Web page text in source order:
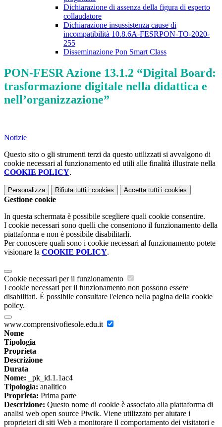
Dichiarazione di assenza della figura di esperto
collaudatore
Dichiarazione insussistenza cause di
incompatibilità 10.8.6A-FESRPON-TO-2020-
255
Disseminazione Pon Smart Class
PON-FESR Azione 13.1.2 “Digital Board:
trasformazione digitale nella didattica e
nell’organizzazione”
Notizie
Questo sito o gli strumenti terzi da questo utilizzati si avvalgono di
cookie necessari al funzionamento ed utili alle finalità illustrate nella
COOKIE POLICY.
Personalizza Rifiuta tutti i cookies Accetta tutti i cookies
Gestione cookie
In questa schermata è possibile scegliere quali cookie consentire.
I cookie necessari sono quelli che consentono il funzionamento della
piattaforma e non è possibile disabilitarli.
Per conoscere quali sono i cookie necessari al funzionamento potete
visionare la COOKIE POLICY.
Cookie necessari per il funzionamento
I cookie necessari per il funzionamento non possono essere
disabilitati. È possibile consultare l'elenco nella pagina della cookie
policy.
www.comprensivofiesole.edu.it
Nome
Tipologia
Proprieta
Descrizione
Durata
Nome: _pk_id.1.1ac4
Tipologia: analitico
Proprieta: Prima parte
Descrizione: Questo nome di cookie è associato alla piattaforma di
analisi web open source Piwik. Viene utilizzato per aiutare i
proprietari di siti Web a monitorare il comportamento dei visitatori e